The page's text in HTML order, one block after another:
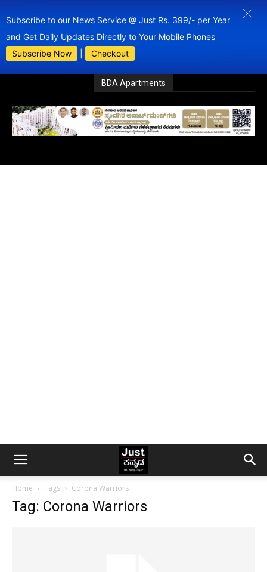
Subscribe to our News Service @ Just Rs. 399/- per Year
and Get Daily Updates Directly to Your Mobile Phones
Subscribe Now
Checkout
BDA Apartments
Home Tags Corona Warriors
Tag: Corona Warriors